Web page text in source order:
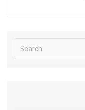
e